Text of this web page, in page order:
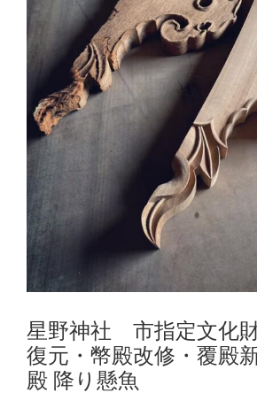
星野神社 市指定文化
復元・幣殿改修・覆殿
殿 降り懸魚